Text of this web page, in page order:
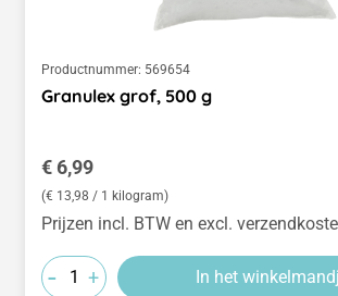
Productnummer: 569654
Granulex grof, 500 g
Normale prijs:
€ 6,99
(€ 13,98 / 1 kilogram)
Prijzen incl. BTW en excl.
- + In het